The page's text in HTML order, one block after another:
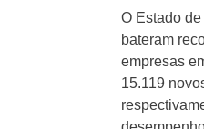
O Estado
bateram
empresas
15.119